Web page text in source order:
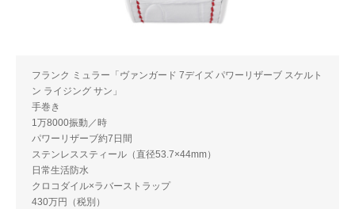
フランク ミュラー「ヴァンガード 7デイズ パワーリザーブ スケルト
ン ライジング サン」
手巻き
1万8000振動／時
パワーリザーブ約7日間
ステンレススティール（直径53.7×44mm）
日常生活防水
クロコダイル×ラバーストラップ
430万円（税別）